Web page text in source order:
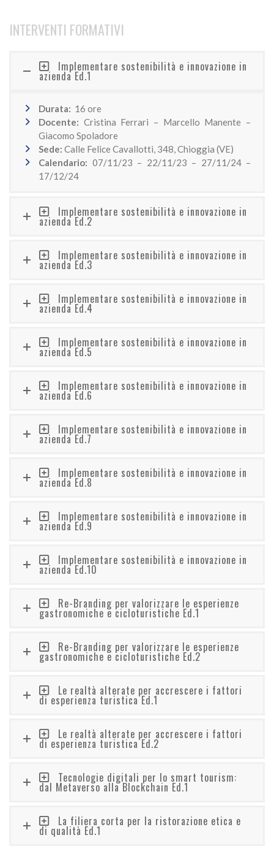
INTERVENTI FORMATIVI
Implementare sostenibilità e innovazione in
azienda Ed.1
Durata: 16 ore
Docente: Cristina Ferrari – Marcello Manente –
Giacomo Spoladore
Sede: Calle Felice Cavallotti, 348, Chioggia (VE)
Calendario: 07/11/23 – 22/11/23 – 27/11/24 –
17/12/24
Implementare sostenibilità e innovazione in
azienda Ed.2
Implementare sostenibilità e innovazione in
azienda Ed.3
Implementare sostenibilità e innovazione in
azienda Ed.4
Implementare sostenibilità e innovazione in
azienda Ed.5
Implementare sostenibilità e innovazione in
azienda Ed.6
Implementare sostenibilità e innovazione in
azienda Ed.7
Implementare sostenibilità e innovazione in
azienda Ed.8
Implementare sostenibilità e innovazione in
azienda Ed.9
Implementare sostenibilità e innovazione in
azienda Ed.10
Re-Branding per valorizzare le esperienze
gastronomiche e cicloturistiche Ed.1
Re-Branding per valorizzare le esperienze
gastronomiche e cicloturistiche Ed.2
Le realtà alterate per accrescere i fattori
di esperienza turistica Ed.1
Le realtà alterate per accrescere i fattori
di esperienza turistica Ed.2
Tecnologie digitali per lo smart tourism:
dal Metaverso alla Blockchain Ed.1
La filiera corta per la ristorazione etica e
di qualità Ed.1